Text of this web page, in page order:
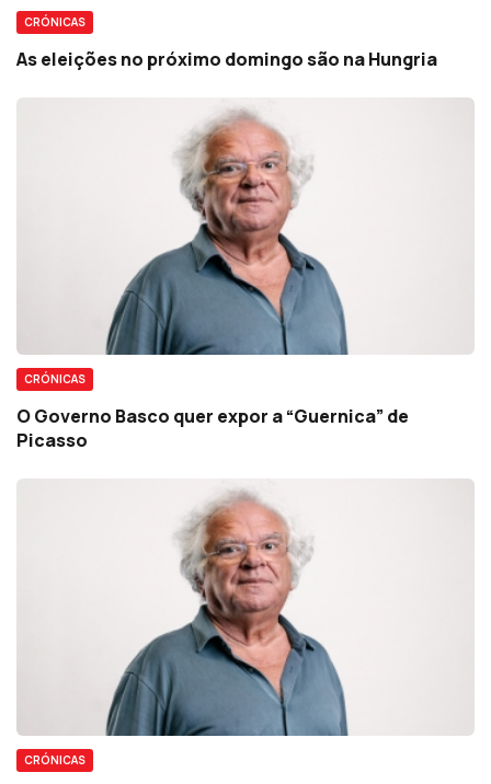
CRÓNICAS
As eleições no próximo domingo são na Hungria
CRÓNICAS
O Governo Basco quer expor a “Guernica” de
Picasso
CRÓNICAS